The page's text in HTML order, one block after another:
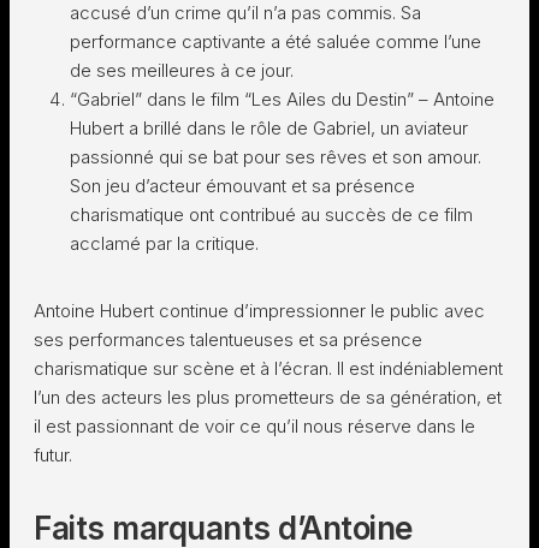
accusé d’un crime qu’il n’a pas commis. Sa
performance captivante a été saluée comme l’une
de ses meilleures à ce jour.
“Gabriel” dans le film “Les Ailes du Destin” – Antoine
Hubert a brillé dans le rôle de Gabriel, un aviateur
passionné qui se bat pour ses rêves et son amour.
Son jeu d’acteur émouvant et sa présence
charismatique ont contribué au succès de ce film
acclamé par la critique.
Antoine Hubert continue d’impressionner le public avec
ses performances talentueuses et sa présence
charismatique sur scène et à l’écran. Il est indéniablement
l’un des acteurs les plus prometteurs de sa génération, et
il est passionnant de voir ce qu’il nous réserve dans le
futur.
Faits marquants d’Antoine